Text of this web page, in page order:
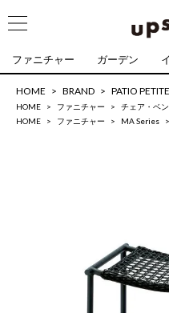
ファニチャー ガーデン
HOME BRAND PATIO PETITE
HOME ファニチャー チェア・ベ
HOME
ファニチャー MA Series